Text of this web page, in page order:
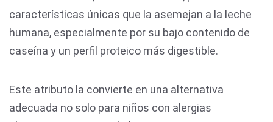
características únicas que la asemejan a la leche
humana, especialmente por su bajo contenido de
caseína y un perfil proteico más digestible.
Este atributo la convierte en una alternativa
adecuada no solo para niños con alergias